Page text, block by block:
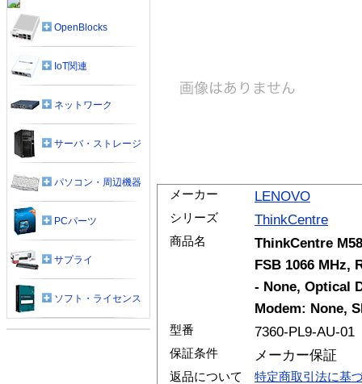
メーカー LENOVO
シリーズ ThinkCentre
商品名
ThinkCentre
FSB 1066 MHz,
- None, Optical
Modem: None,
型番 7360-PL9-AU-01
保証条件 メーカー保証
返品について 特定商取引法に基
OpenBlocks
IoT関連
ネットワーク
サーバ・ストレージ
パソコン・周辺機器
PCパーツ
サプライ
ソフト・ライセンス